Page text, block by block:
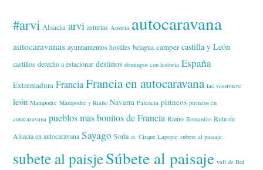
#arvi Alsacia arvi asturias Austria autocaravana
autocaravanas ayuntamientos hostiles belagua camper castilla y León
castillos derecho a estacionar destinos domingos con historia España
Extremadura Francia Francia en autocaravana lac vassiviere
león Mampodre Mampodre y Riaño Navarra Palencia pirineos pirineos en
autocaravana pueblos mas bonitos de Francia Riaño Romanico Ruta de
Alsacia en autocaravana Sayago Soria st. Cirque Lapopie subete al paisaje
subete al paisjeSúbete al paisaje vall de Boí